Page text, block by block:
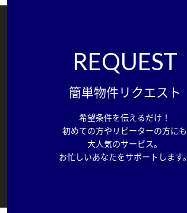
REQUEST
簡単物件リクエスト
希望条件を伝えるだけ！
初めての方やリピーターの方にも
大人気のサービス。
お忙しいあなたをサポートします。